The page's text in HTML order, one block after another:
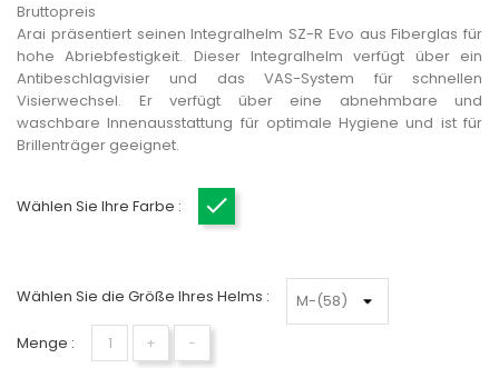
Bruttopreis
Arai präsentiert seinen Integralhelm SZ-R Evo aus Fiberglas für
hohe Abriebfestigkeit. Dieser Integralhelm verfügt über ein
Antibeschlagvisier und das VAS-System für schnellen
Visierwechsel. Er verfügt über eine abnehmbare und
waschbare Innenausstattung für optimale Hygiene und ist für
Brillenträger geeignet.
Wählen Sie Ihre Farbe :
Wählen Sie die Größe Ihres Helms :
Menge : + −